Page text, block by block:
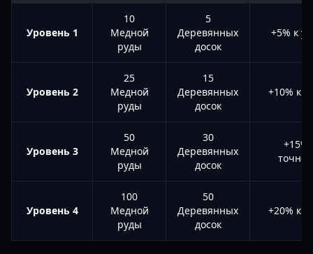
Уровень 1
10
Медной
руды
5
Деревянных
досок
+5% к
Уровень 2
25
Медной
руды
15
Деревянных
досок
+10% к
Уровень 3
50
Медной
руды
30
Деревянных
досок
+15%
Уровень 4
100
Медной
руды
50
Деревянных
досок
+20% к